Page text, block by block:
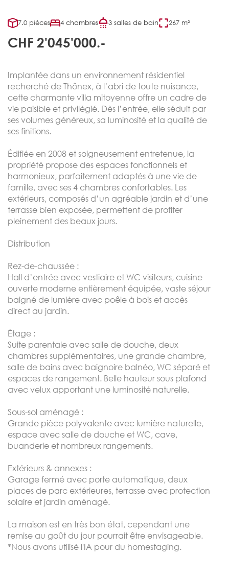
7.0 pièces 4 chambres 3 salles de bain 267 m²
CHF 2'045'000.-
Implantée dans un environnement résidentiel
recherché de Thônex, à l’abri de toute nuisance,
cette charmante villa mitoyenne offre un cadre de
vie paisible et privilégié. Dès l’entrée, elle séduit par
ses volumes généreux, sa luminosité et la qualité de
ses finitions.
Édifiée en 2008 et soigneusement entretenue, la
propriété propose des espaces fonctionnels et
harmonieux, parfaitement adaptés à une vie de
famille, avec ses 4 chambres confortables. Les
extérieurs, composés d’un agréable jardin et d’une
terrasse bien exposée, permettent de profiter
pleinement des beaux jours.
Distribution
Rez-de-chaussée :
Hall d’entrée avec vestiaire et WC visiteurs, cuisine
ouverte moderne entièrement équipée, vaste séjour
baigné de lumière avec poêle à bois et accès
direct au jardin.
Étage :
Suite parentale avec salle de douche, deux
chambres supplémentaires, une grande chambre,
salle de bains avec baignoire balnéo, WC séparé et
espaces de rangement. Belle hauteur sous plafond
avec velux apportant une luminosité naturelle.
Sous-sol aménagé :
Grande pièce polyvalente avec lumière naturelle,
espace avec salle de douche et WC, cave,
buanderie et nombreux rangements.
Extérieurs & annexes :
Garage fermé avec porte automatique, deux
places de parc extérieures, terrasse avec protection
solaire et jardin aménagé.
La maison est en très bon état, cependant une
remise au goût du jour pourrait être envisageable.
*Nous avons utilisé l'IA pour du homestaging.